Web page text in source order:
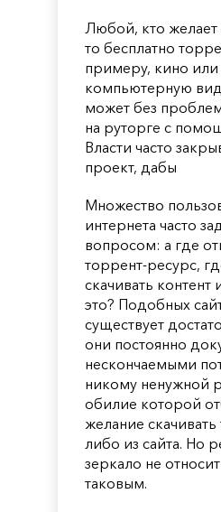
Любой, кто желает
то бесплатно
примеру, кино или
компьютерную
может без
на руторге с
Власти часто
проект, дабы
Множество
интернета часто
вопросом: а где
торрент-ресурс,
скачивать контент
это? Подобных
существует
они постоянно
нескончаемыми
никому ненужной
обилие которой
желание
либо из сайта. Но
зеркало не
таковым.